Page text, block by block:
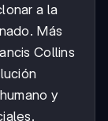
a la
Más
Collins
y